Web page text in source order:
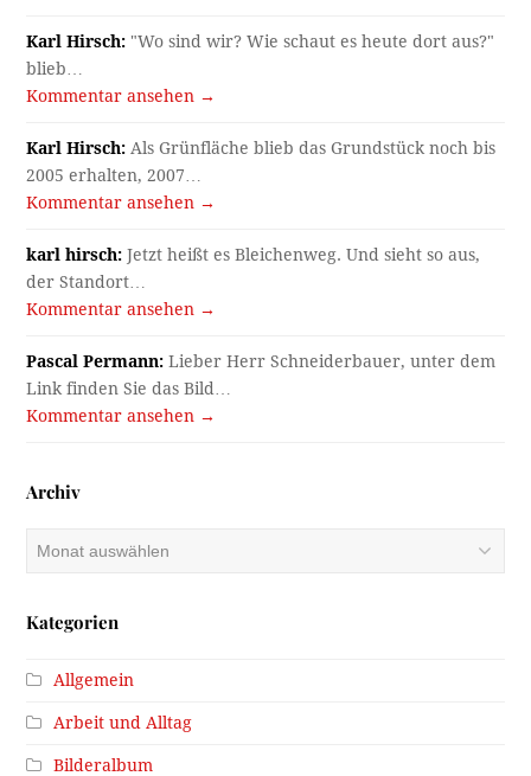
Karl Hirsch: "Wo sind wir? Wie schaut es heute dort aus?"
blieb…
Kommentar ansehen →
Karl Hirsch: Als Grünfläche blieb das Grundstück noch bis
2005 erhalten, 2007…
Kommentar ansehen →
karl hirsch: Jetzt heißt es Bleichenweg. Und sieht so aus,
der Standort…
Kommentar ansehen →
Pascal Permann: Lieber Herr Schneiderbauer, unter dem
Link finden Sie das Bild…
Kommentar ansehen →
Archiv
Kategorien
Allgemein
Arbeit und Alltag
Bilderalbum